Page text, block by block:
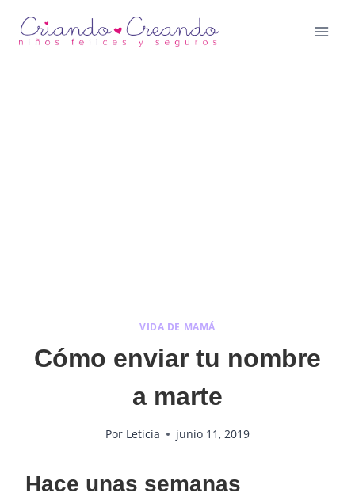
VIDA DE MAMÁ
Cómo enviar tu nombre
a marte
Por Leticia junio 11, 2019
Hace unas semanas